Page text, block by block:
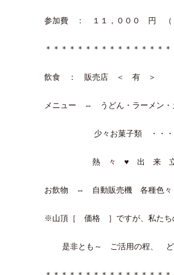
参加費 ： １１，０００ 円 （
＊＊＊＊＊＊＊＊＊＊＊＊＊＊＊
飲食 ： 販売店 ＜ 有 ＞
メニュー ⇔ うどん・ラーメン・
少々お菓子類 ・・・
熱 々 ♥ 出 来 立 て ♥
お飲物 ⇔ 自動販売機 各種色々
※山頂［ 価格 ］ですが、私たち
是非とも～ ご活用の程、 ど